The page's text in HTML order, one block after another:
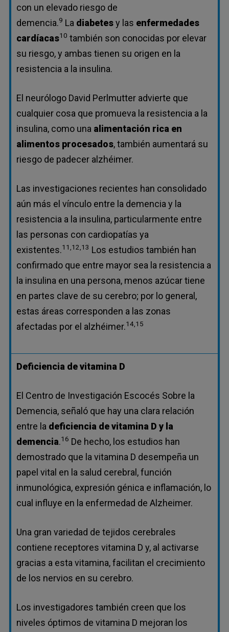
con un elevado riesgo de
demencia.9 La diabetesy las enfermedades
cardíacas10 también son conocidas por elevar
su riesgo, y ambas tienen su origen en la
resistencia a la insulina.
El neurólogo David Perlmutter advierte que
cualquier cosa que promueva la resistencia a la
insulina, como una alimentación rica en
alimentos procesados, también aumentará su
riesgo de padecer alzhéimer.
Las investigaciones recientes han consolidado
aún más el vínculo entre la demencia y la
resistencia a la insulina, particularmente entre
las personas con cardiopatías ya
existentes.11,12,13 Los estudios también han
confirmado que entre mayor sea la resistencia a
la insulina en una persona, menos azúcar tiene
en partes clave de su cerebro; por lo general,
estas áreas corresponden a las zonas
afectadas por el alzhéimer.14,15
Deficiencia de vitamina D
El Centro de Investigación Escocés Sobre la
Demencia, señaló que hay una clara relación
entre la deficiencia de vitamina D y la
demencia.16 De hecho, los estudios han
demostrado que la vitamina D desempeña un
papel vital en la salud cerebral, función
inmunológica, expresión génica e inflamación, lo
cual influye en la enfermedad de Alzheimer.
Una gran variedad de tejidos cerebrales
contiene receptores vitamina D y, al activarse
gracias a esta vitamina, facilitan el crecimiento
de los nervios en su cerebro.
Los investigadores también creen que los
niveles óptimos de vitamina D mejoran los